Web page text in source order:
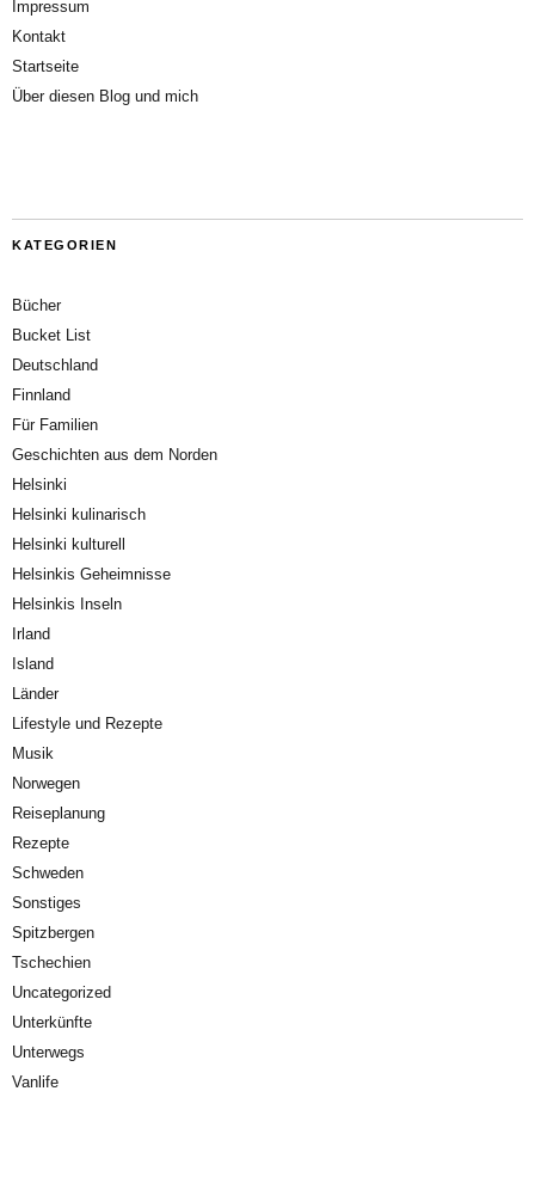
Impressum
Kontakt
Startseite
Über diesen Blog und mich
KATEGORIEN
Bücher
Bucket List
Deutschland
Finnland
Für Familien
Geschichten aus dem Norden
Helsinki
Helsinki kulinarisch
Helsinki kulturell
Helsinkis Geheimnisse
Helsinkis Inseln
Irland
Island
Länder
Lifestyle und Rezepte
Musik
Norwegen
Reiseplanung
Rezepte
Schweden
Sonstiges
Spitzbergen
Tschechien
Uncategorized
Unterkünfte
Unterwegs
Vanlife